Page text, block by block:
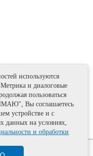
Правила
используются
и диалоговые
пользоваться
Вы соглашаетесь
устройстве и с
данных на условиях,
и обработки